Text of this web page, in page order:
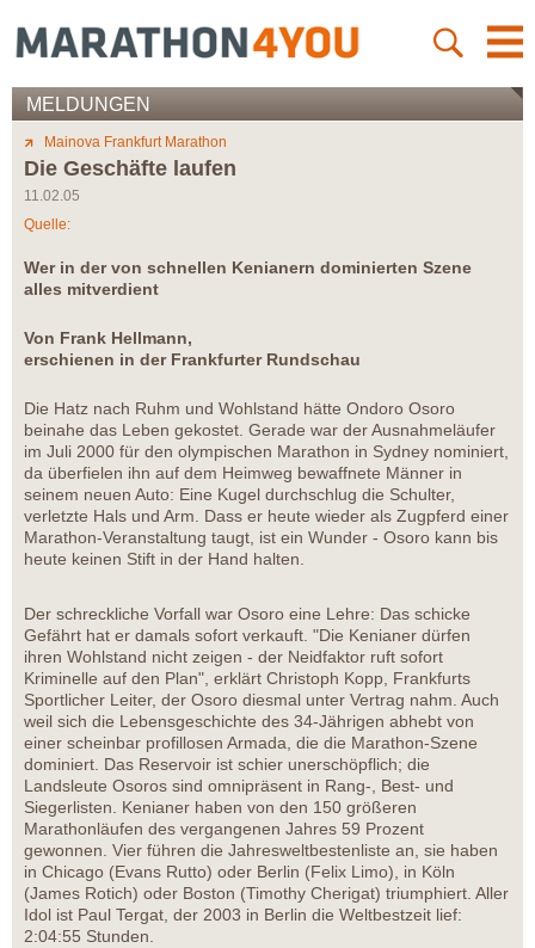
MELDUNGEN
Mainova Frankfurt Marathon
Die Geschäfte laufen
11.02.05
Quelle:
Wer in der von schnellen Kenianern dominierten Szene
alles mitverdient
Von Frank Hellmann,
erschienen in der Frankfurter Rundschau
Die Hatz nach Ruhm und Wohlstand hätte Ondoro Osoro
beinahe das Leben gekostet. Gerade war der Ausnahmeläufer
im Juli 2000 für den olympischen Marathon in Sydney nominiert,
da überfielen ihn auf dem Heimweg bewaffnete Männer in
seinem neuen Auto: Eine Kugel durchschlug die Schulter,
verletzte Hals und Arm. Dass er heute wieder als Zugpferd einer
Marathon-Veranstaltung taugt, ist ein Wunder - Osoro kann bis
heute keinen Stift in der Hand halten.
Der schreckliche Vorfall war Osoro eine Lehre: Das schicke
Gefährt hat er damals sofort verkauft. "Die Kenianer dürfen
ihren Wohlstand nicht zeigen - der Neidfaktor ruft sofort
Kriminelle auf den Plan", erklärt Christoph Kopp, Frankfurts
Sportlicher Leiter, der Osoro diesmal unter Vertrag nahm. Auch
weil sich die Lebensgeschichte des 34-Jährigen abhebt von
einer scheinbar profillosen Armada, die die Marathon-Szene
dominiert. Das Reservoir ist schier unerschöpflich; die
Landsleute Osoros sind omnipräsent in Rang-, Best- und
Siegerlisten. Kenianer haben von den 150 größeren
Marathonläufen des vergangenen Jahres 59 Prozent
gewonnen. Vier führen die Jahresweltbestenliste an, sie haben
in Chicago (Evans Rutto) oder Berlin (Felix Limo), in Köln
(James Rotich) oder Boston (Timothy Cherigat) triumphiert. Aller
Idol ist Paul Tergat, der 2003 in Berlin die Weltbestzeit lief:
2:04:55 Stunden.